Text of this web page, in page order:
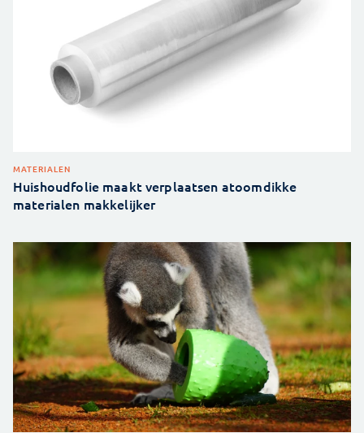
MATERIALEN
Huishoudfolie maakt verplaatsen atoomdikke
materialen makkelijker